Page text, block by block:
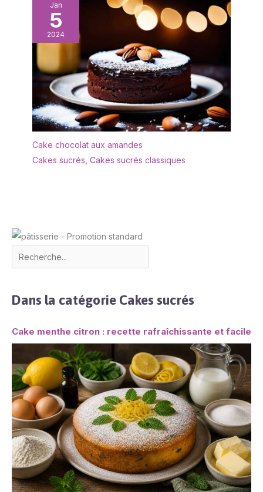
Jan
5
2024
Cake chocolat aux amandes
Cakes sucrés Cakes sucrés classiques
Dans la catégorie Cakes sucrés
Cake menthe citron : recette rafraîchissante et facile